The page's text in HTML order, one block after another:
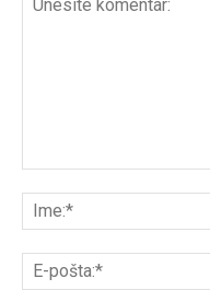
komentar: